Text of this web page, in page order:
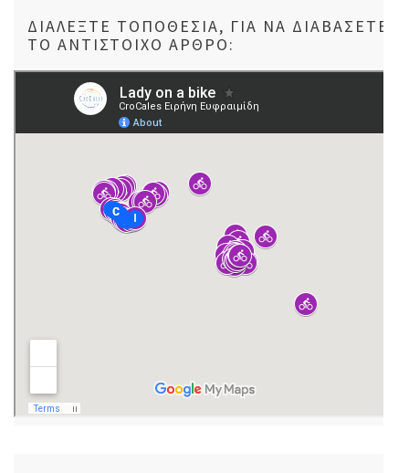
ΔΙΑΛΈΞΤΕ ΤΟΠΟΘΕΣΊΑ, ΓΙΑ ΝΑ ΔΙΑΒΆΣΕΤΕ
ΤΟ ΑΝΤΊΣΤΟΙΧΟ ΆΡΘΡΟ: